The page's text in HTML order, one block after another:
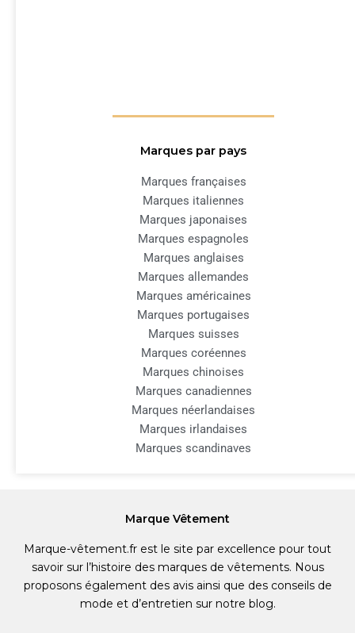
Marques par pays
Marques françaises
Marques italiennes
Marques japonaises
Marques espagnoles
Marques anglaises
Marques allemandes
Marques américaines
Marques portugaises
Marques suisses
Marques coréennes
Marques chinoises
Marques canadiennes
Marques néerlandaises
Marques irlandaises
Marques scandinaves
Marque Vêtement
Marque-vêtement.fr est le site par excellence pour tout
savoir sur l’histoire des marques de vêtements. Nous
proposons également des avis ainsi que des conseils de
mode et d’entretien sur notre blog.